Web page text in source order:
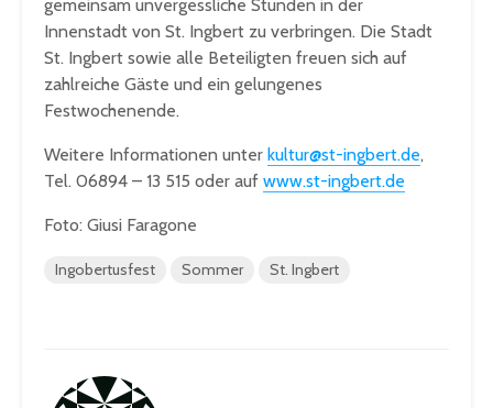
gemeinsam unvergessliche Stunden in der
Innenstadt von St. Ingbert zu verbringen. Die Stadt
St. Ingbert sowie alle Beteiligten freuen sich auf
zahlreiche Gäste und ein gelungenes
Festwochenende.
Weitere Informationen unter kultur@st-ingbert.de,
Tel. 06894 – 13 515 oder auf www.st-ingbert.de
Foto: Giusi Faragone
Ingobertusfest Sommer St. Ingbert